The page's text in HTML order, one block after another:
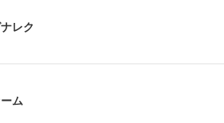
レク
ム